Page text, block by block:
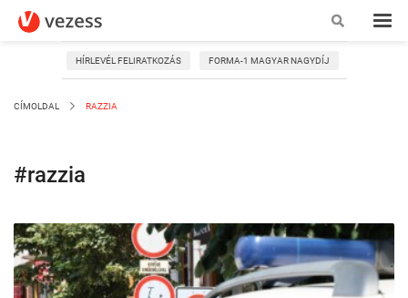
HÍRLEVÉL FELIRATKOZÁS FORMA-1 MAGYAR NAGYDÍJ
CÍMOLDAL RAZZIA
#razzia